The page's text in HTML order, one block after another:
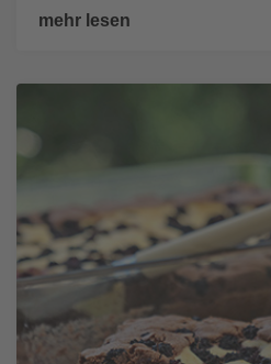
mehr lesen